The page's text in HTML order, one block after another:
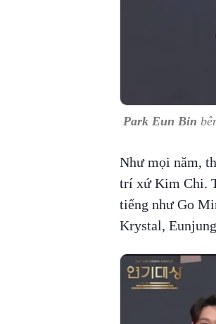
Park Eun Bin
Như mọi năm,
trí xứ Kim Chi.
tiếng như Go
Krystal,